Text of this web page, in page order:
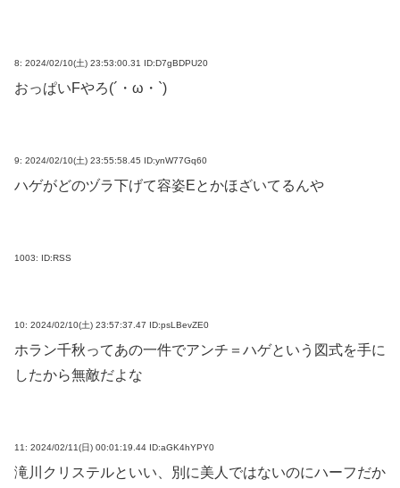
8: 2024/02/10(土) 23:53:00.31 ID:D7gBDPU20
おっぱいFやろ(´・ω・`)
9: 2024/02/10(土) 23:55:58.45 ID:ynW77Gq60
ハゲがどのヅラ下げて容姿Eとかほざいてるんや
1003: ID:RSS
10: 2024/02/10(土) 23:57:37.47 ID:psLBevZE0
ホラン千秋ってあの一件でアンチ＝ハゲという図式を手に
したから無敵だよな
11: 2024/02/11(日) 00:01:19.44 ID:aGK4hYPY0
滝川クリステルといい、別に美人ではないのにハーフだか